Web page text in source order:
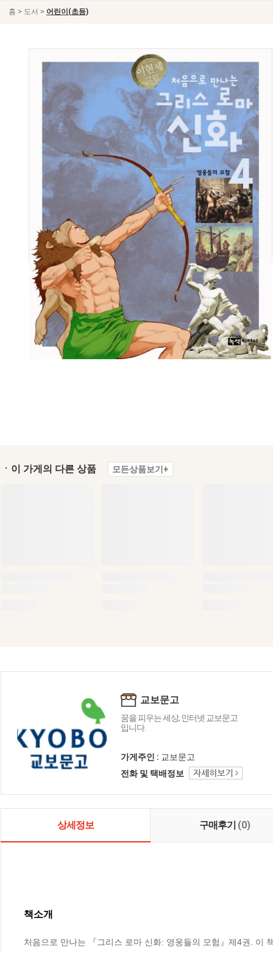
홈 > 도서 > 어린이(초등)
ㆍ이 가게의 다른 상품 모든상품보기+
교보문고
꿈을 피우는 세상, 인터넷 교보문고
입니다.
가게주인 : 교보문고
전화 및 택배정보
상세정보 구매후기 (0)
책소개
처음으로 만나는 『그리스 로마 신화: 영웅들의 모험』제4권. 이